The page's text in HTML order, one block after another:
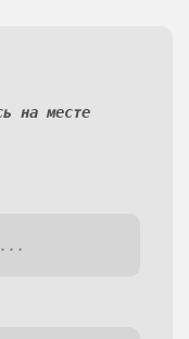
на месте